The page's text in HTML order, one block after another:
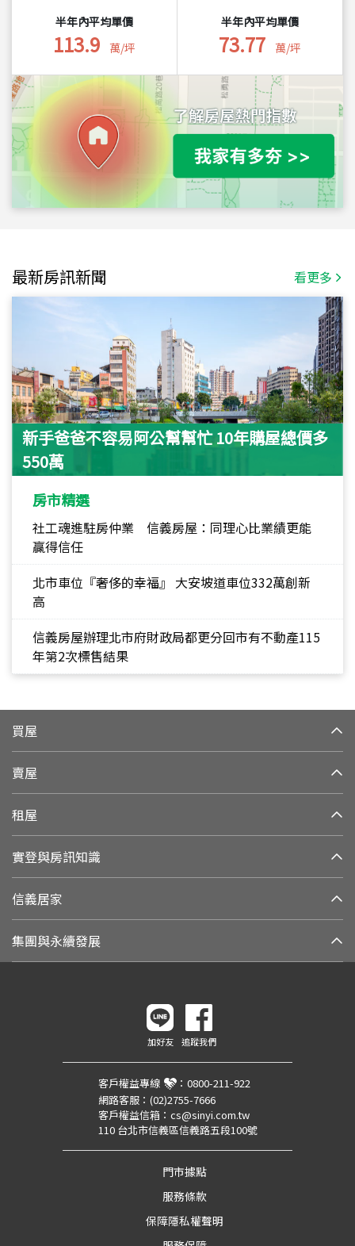
半年內平均單價
113.9 萬/坪
半年內平均單價
73.77 萬/坪
最新房訊新聞 看更多
新手爸爸不容易阿公幫幫忙 10年購屋總價多
550萬
房市精選
社工魂進駐房仲業 信義房屋：同理心比業績更能
贏得信任
北市車位『奢侈的幸福』 大安坡道車位332萬創新
高
信義房屋辦理北市府財政局都更分回市有不動產115
年第2次標售結果
買屋
賣屋
租屋
實登與房訊知識
信義居家
集團與永續發展
加好友 追蹤我們
客戶權益專線 ： 0800-211-922
網路客服： (02)2755-7666
客戶權益信箱： cs@sinyi.com.tw
110 台北市信義區信義路五段100號
門市據點
服務條款
保障隱私權聲明